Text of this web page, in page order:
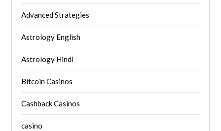
Advanced Strategies
Astrology English
Astrology Hindi
Bitcoin Casinos
Cashback Casinos
casino